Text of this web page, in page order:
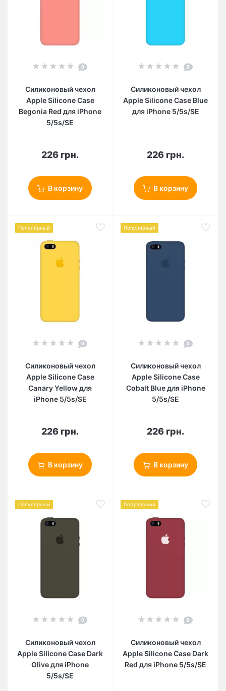
0
Силиконовый чехол
Apple Silicone Case
Begonia Red для iPhone
5/5s/SE
226 грн.
В корзину
0
Силиконовый чехол
Apple Silicone Case Blue
для iPhone 5/5s/SE
226 грн.
В корзину
Популярный
0
Силиконовый чехол
Apple Silicone Case
Canary Yellow для
iPhone 5/5s/SE
226 грн.
В корзину
Популярный
0
Силиконовый чехол
Apple Silicone Case
Cobalt Blue для iPhone
5/5s/SE
226 грн.
В корзину
Популярный
0
Силиконовый чехол
Apple Silicone Case Dark
Olive для iPhone
5/5s/SE
Популярный
0
Силиконовый чехол
Apple Silicone Case Dark
Red для iPhone 5/5s/SE